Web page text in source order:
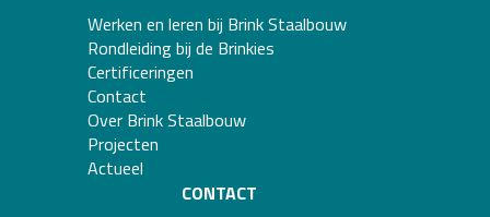
Werken en leren bij Brink Staalbouw
Rondleiding bij de Brinkies
Certificeringen
Contact
Over Brink Staalbouw
Projecten
Actueel
CONTACT